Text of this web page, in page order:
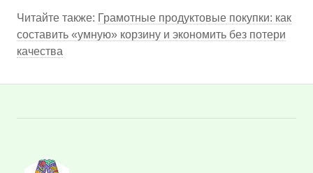
Читайте также: Грамотные продуктовые покупки: как
составить «умную» корзину и экономить без потери
качества